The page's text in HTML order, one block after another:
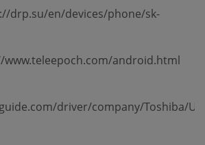
drp.su/en/devices/phone/sk-
www.teleepoch.com/android.html
driver/company/Toshiba/